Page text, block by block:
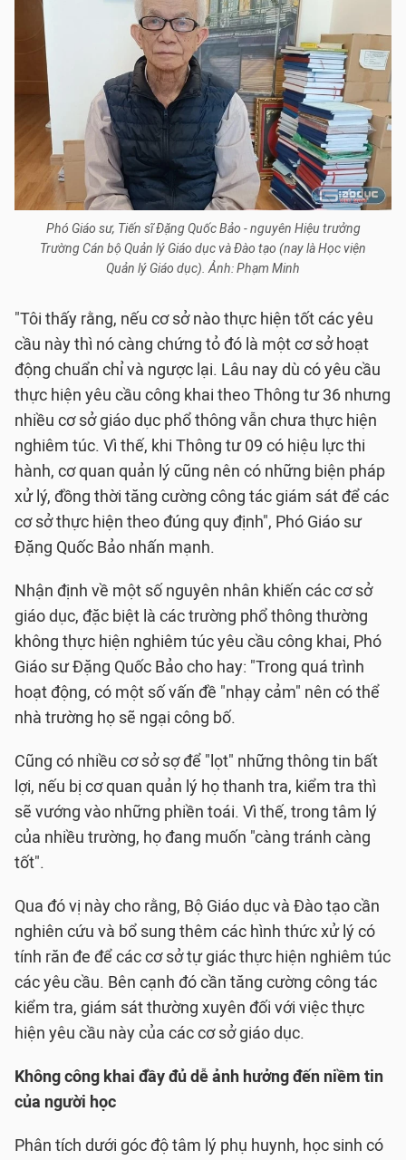
Phó Giáo sư, Tiến sĩ Đặng Quốc Bảo - nguyên Hiệu trưởng
Trường Cán bộ Quản lý Giáo dục và Đào tạo (nay là Học viện
Quản lý Giáo dục). Ảnh: Phạm Minh
"Tôi thấy rằng, nếu cơ sở nào thực hiện tốt các yêu
cầu này thì nó càng chứng tỏ đó là một cơ sở hoạt
động chuẩn chỉ và ngược lại. Lâu nay dù có yêu cầu
thực hiện yêu cầu công khai theo Thông tư 36 nhưng
nhiều cơ sở giáo dục phổ thông vẫn chưa thực hiện
nghiêm túc. Vì thế, khi Thông tư 09 có hiệu lực thi
hành, cơ quan quản lý cũng nên có những biện pháp
xử lý, đồng thời tăng cường công tác giám sát để các
cơ sở thực hiện theo đúng quy định", Phó Giáo sư
Đặng Quốc Bảo nhấn mạnh.
Nhận định về một số nguyên nhân khiến các cơ sở
giáo dục, đặc biệt là các trường phổ thông thường
không thực hiện nghiêm túc yêu cầu công khai, Phó
Giáo sư Đặng Quốc Bảo cho hay: "Trong quá trình
hoạt động, có một số vấn đề "nhạy cảm" nên có thể
nhà trường họ sẽ ngại công bố.
Cũng có nhiều cơ sở sợ để "lọt" những thông tin bất
lợi, nếu bị cơ quan quản lý họ thanh tra, kiểm tra thì
sẽ vướng vào những phiền toái. Vì thế, trong tâm lý
của nhiều trường, họ đang muốn "càng tránh càng
tốt".
Qua đó vị này cho rằng, Bộ Giáo dục và Đào tạo cần
nghiên cứu và bổ sung thêm các hình thức xử lý có
tính răn đe để các cơ sở tự giác thực hiện nghiêm túc
các yêu cầu. Bên cạnh đó cần tăng cường công tác
kiểm tra, giám sát thường xuyên đối với việc thực
hiện yêu cầu này của các cơ sở giáo dục.
Không công khai đầy đủ dễ ảnh hưởng đến niềm tin
của người học
Phân tích dưới góc độ tâm lý phụ huynh, học sinh có